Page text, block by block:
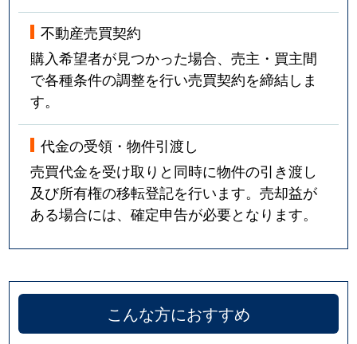
不動産売買契約
購入希望者が見つかった場合、売主・買主間
で各種条件の調整を行い売買契約を締結しま
す。
代金の受領・物件引渡し
売買代金を受け取りと同時に物件の引き渡し
及び所有権の移転登記を行います。売却益が
ある場合には、確定申告が必要となります。
こんな方におすすめ